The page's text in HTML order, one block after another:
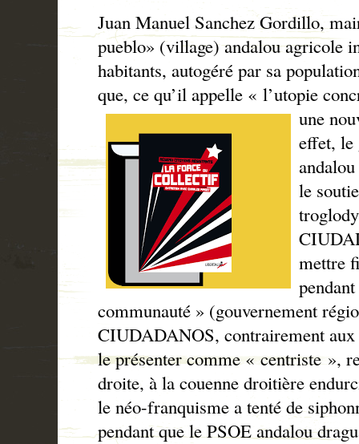
Juan Manuel Sanchez Gordillo,
pueblo» (village) andalou agricole
habitants, autogéré par sa
que, ce qu’il appelle « l’utopie
une
effet, le
le
mettre
communauté » (gouvernement
CIUDADANOS, contrairement
le présenter comme « centriste »,
droite, à la couenne droitière
le néo-franquisme a tenté de
pendant que le PSOE andalou